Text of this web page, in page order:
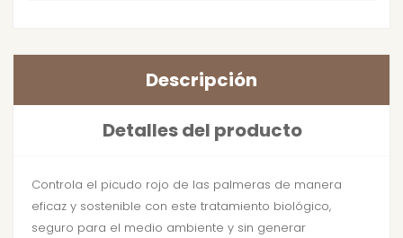
Descripción
Detalles del producto
Controla el picudo rojo de las palmeras de manera
eficaz y sostenible con este tratamiento biológico,
seguro para el medio ambiente y sin generar